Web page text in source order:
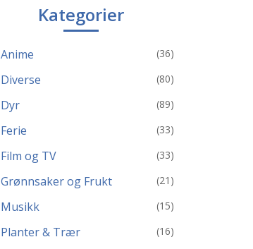
Kategorier
Anime (36)
Diverse (80)
Dyr (89)
Ferie (33)
Film og TV (33)
Grønnsaker og Frukt (21)
Musikk (15)
Planter & Trær (16)